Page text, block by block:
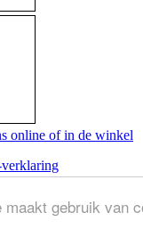
maakt gebruik van
webservice